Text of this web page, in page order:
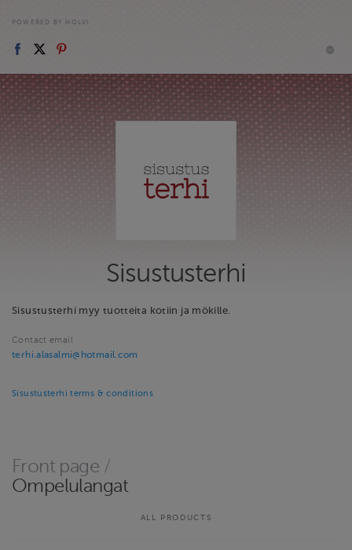
POWERED BY HOLVI
Sisustusterhi
Sisustusterhi myy tuotteita kotiin ja mökille.
Contact email
terhi.alasalmi@hotmail.com
Sisustusterhi terms & conditions
Front page /
Ompelulangat
ALL PRODUCTS